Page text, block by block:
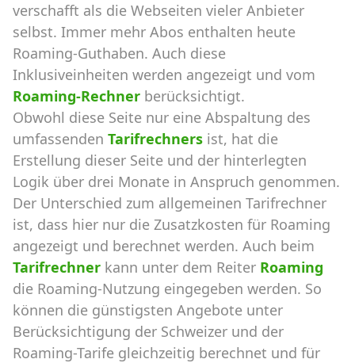
verschafft als die Webseiten vieler Anbieter
selbst. Immer mehr Abos enthalten heute
Roaming-Guthaben. Auch diese
Inklusiveinheiten werden angezeigt und vom
Roaming-Rechner berücksichtigt.
Obwohl diese Seite nur eine Abspaltung des
umfassenden Tarifrechners ist, hat die
Erstellung dieser Seite und der hinterlegten
Logik über drei Monate in Anspruch genommen.
Der Unterschied zum allgemeinen Tarifrechner
ist, dass hier nur die Zusatzkosten für Roaming
angezeigt und berechnet werden. Auch beim
Tarifrechner kann unter dem Reiter Roaming
die Roaming-Nutzung eingegeben werden. So
können die günstigsten Angebote unter
Berücksichtigung der Schweizer und der
Roaming-Tarife gleichzeitig berechnet und für